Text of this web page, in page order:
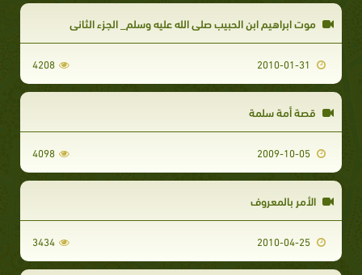
موت ابراهيم ابن الحبيب صلى الله عليه وسلم_ الجزء الثاني
4208
قصة أمة سلمة
4098
الأمر بالمعروف
3434